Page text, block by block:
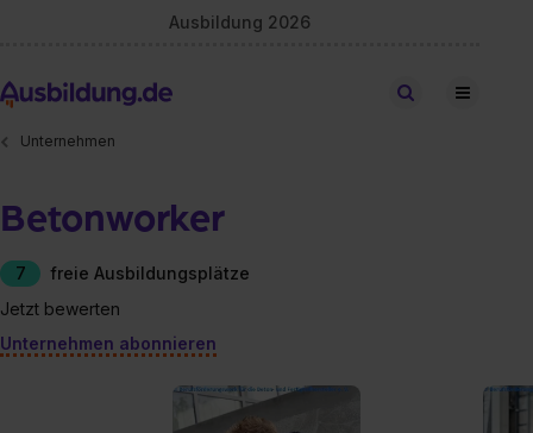
Ausbildung 2026
Stellen finden
Unternehmen
Betonworker
7
freie Ausbildungsplätze
Jetzt bewerten
Unternehmen abonnieren